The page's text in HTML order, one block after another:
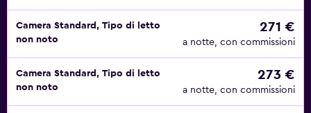
Camera Standard, Tipo di letto
non noto
271 €
a notte, con commissioni
Camera Standard, Tipo di letto
non noto
273 €
a notte, con commissioni